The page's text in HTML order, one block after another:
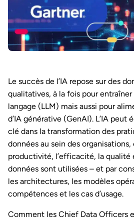
Le succès de l’IA repose sur des
qualitatives, à la fois pour
langage (LLM) mais aussi pour
d’IA générative (GenAI). L’IA peut
clé dans la transformation des
données au sein des
productivité, l’efficacité, la qualité
données sont utilisées – et par
les architectures, les modèles
compétences et les cas d’usage.
Comment les Chief Data Officers